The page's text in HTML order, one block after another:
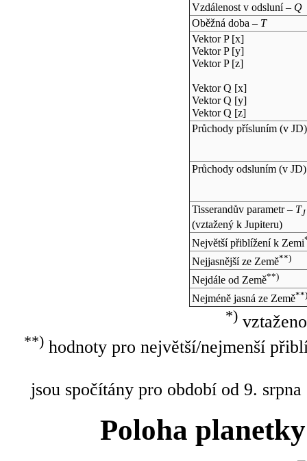
Vzdálenost v odsluní – Q
Oběžná doba – T
Vektor P [x]
Vektor P [y]
Vektor P [z]
Vektor Q [x]
Vektor Q [y]
Vektor Q [z]
Průchody přísluním (v JD)
Průchody odsluním (v JD)
Tisserandův parametr – TJ
(vztažený k Jupiteru)
Největší přiblížení k Zemi
Nejjasnější ze Země**)
Nejdále od Země**)
Nejméně jasná ze Země**)
*)
**)hodnoty pro největší/nejmenší
jsou spočítány pro období od 9.
Poloha